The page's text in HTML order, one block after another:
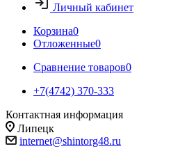
Личный кабинет
Корзина0
Отложенные0
Сравнение товаров0
+7(4742) 370-333
Контактная информация
Липецк
internet@shintorg48.ru